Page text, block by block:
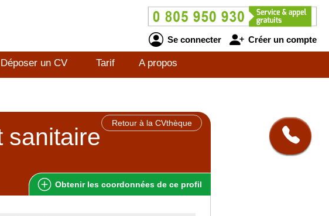
Se connecter Créer un compte
Déposer un CV Tarif A propos
Retour à la CVthèque
sanitaire
Obtenir les coordonnées de ce profil